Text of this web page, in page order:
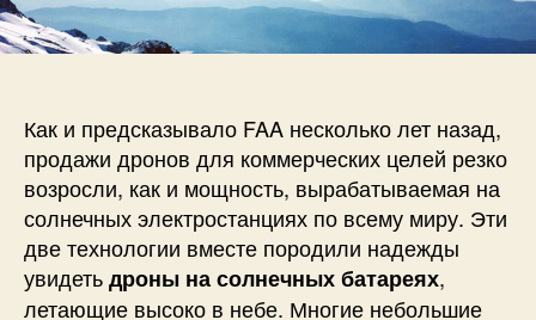
и
с
и
и
н
и
ч
е
с
к
и
е
Как и предсказывало FAA несколько лет назад,
продажи дронов для коммерческих целей резко
возросли, как и мощность, вырабатываемая на
солнечных электростанциях по всему миру. Эти
две технологии вместе породили надежды
увидетьдроны на солнечных батареях,
летающие высоко в небе. Многие небольшие